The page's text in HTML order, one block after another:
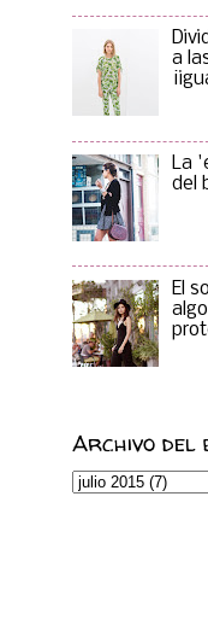
a
La
del
El
Archivo del